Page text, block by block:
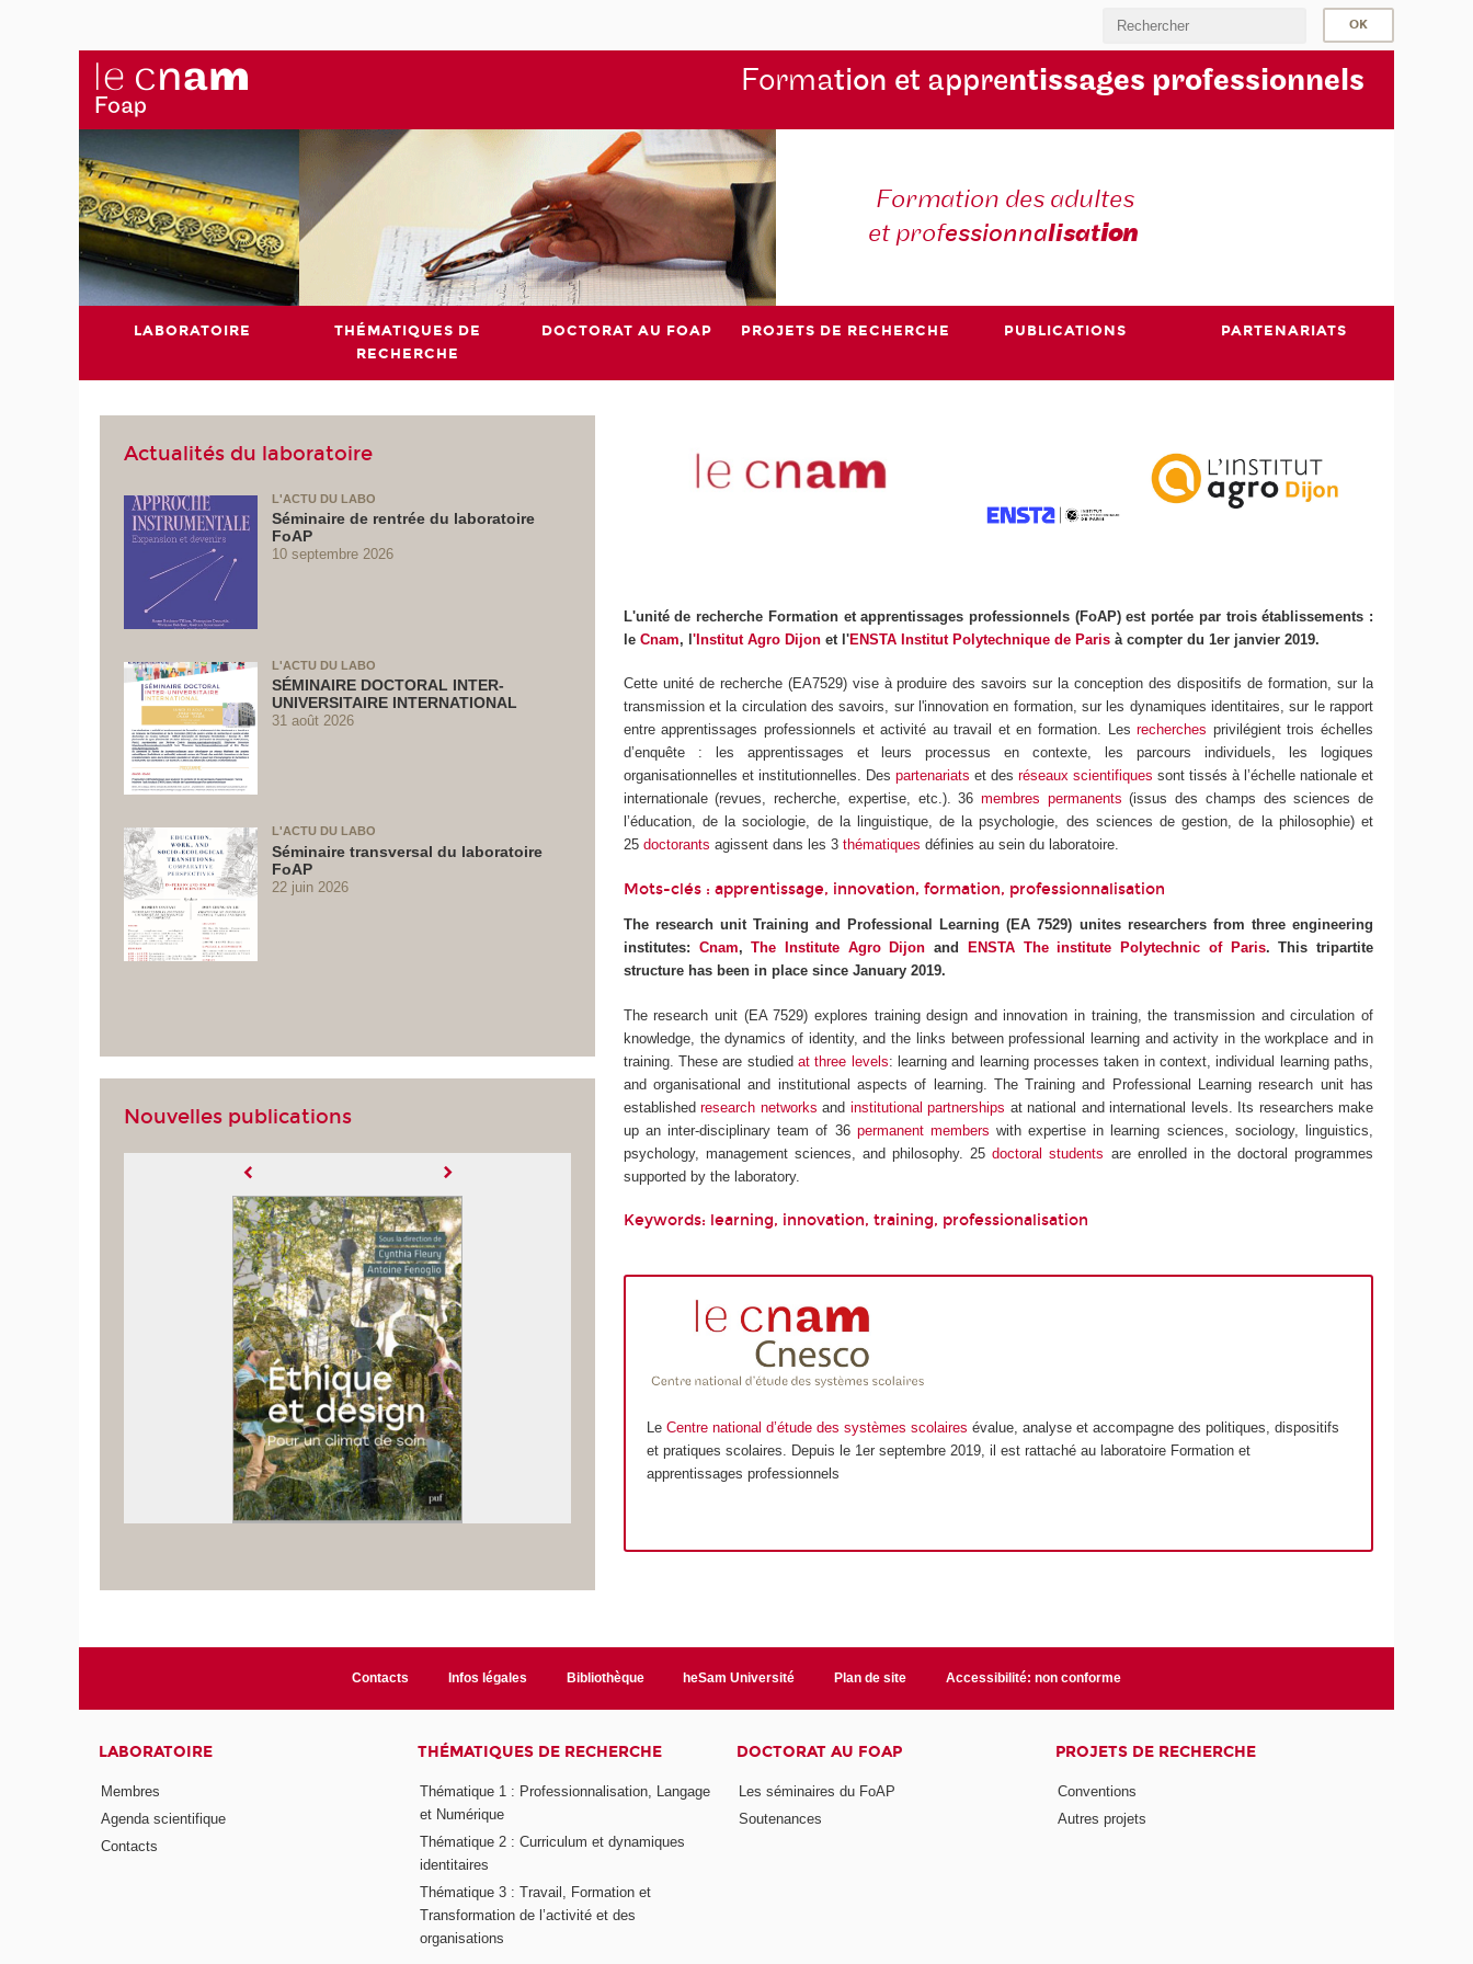
Formation et apprentissages professionnels
Formation des adultes
et professionnalisation
LABORATOIRE
THÉMATIQUES DE
RECHERCHE
DOCTORAT AU FOAP PROJETS DE RECHERCHE PUBLICATIONS PARTENARIATS
Actualités du laboratoire
L'ACTU DU LABO
Séminaire de rentrée du laboratoire
FoAP
10 septembre 2026
L'ACTU DU LABO
SÉMINAIRE DOCTORAL INTER-
UNIVERSITAIRE INTERNATIONAL
31 août 2026
L'ACTU DU LABO
Séminaire transversal du laboratoire
FoAP
22 juin 2026
Nouvelles publications
L'unité de recherche Formation et apprentissages professionnels (FoAP) est portée par trois établissements :
le Cnam, l 'Institut Agro Dijonet l'ENSTA Institut Polytechnique de Parisà compter du 1er janvier 2019.
Cette unité de recherche (EA7529) vise à produire des savoirs sur la conception des dispositifs de formation, sur la
transmission et la circulation des savoirs, sur l'innovation en formation, sur les dynamiques identitaires, sur le rapport
entre apprentissages professionnels et activité au travail et en formation. Lesrecherches privilégient trois échelles
d’enquête : les apprentissages et leurs processus en contexte, les parcours individuels, les logiques
organisationnelles et institutionnelles. Des partenariats et des réseaux scientifiques sont tissés à l’échelle nationale et
internationale (revues, recherche, expertise, etc.). 36membres permanents (issus des champs des sciences de
l’éducation, de la sociologie, de la linguistique, de la psychologie, des sciences de gestion, de la philosophie) et
25 doctorants agissent dans les 3 thématiques définies au sein du laboratoire.
Mots-clés : apprentissage, innovation, formation, professionnalisation
The research unit Training and Professional Learning (EA 7529) unites researchers from three engineering
institutes: Cnam,The Institute Agro Dijon and ENSTA The institute Polytechnic of Paris. This tripartite
structure has been in place since January 2019.
The research unit (EA 7529) explores training design and innovation in training, the transmission and circulation of
knowledge, the dynamics of identity, and the links between professional learning and activity in the workplace and in
training. These are studiedat three levels: learning and learning processes taken in context, individual learning paths,
and organisational and institutional aspects of learning. The Training and Professional Learning research unit has
establishedresearch networks and institutional partnerships at national and international levels. Its researchers make
up an inter-disciplinary team of 36 permanent members with expertise in learning sciences, sociology, linguistics,
psychology, management sciences, and philosophy. 25doctoral students are enrolled in the doctoral programmes
supported by the laboratory.
Keywords: learning, innovation, training, professionalisation
LeCentre national d’étude des systèmes scolaires évalue, analyse et accompagne des politiques, dispositifs
et pratiques scolaires. Depuis le 1er septembre 2019, il est rattaché au laboratoire Formation et
apprentissages professionnels
Contacts Infos légales Bibliothèque heSam Université Plan de site Accessibilité: non conforme
LABORATOIRE
Membres
Agenda scientifique
Contacts
THÉMATIQUES DE RECHERCHE
Thématique 1 : Professionnalisation, Langage
et Numérique
Thématique 2 : Curriculum et dynamiques
identitaires
Thématique 3 : Travail, Formation et
Transformation de l’activité et des
organisations
DOCTORAT AU FOAP
Les séminaires du FoAP
Soutenances
PROJETS DE RECHERCHE
Conventions
Autres projets